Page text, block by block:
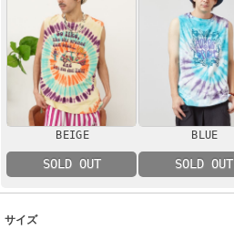
BEIGE
SOLD OUT
BLUE
SOLD OUT
サイズ